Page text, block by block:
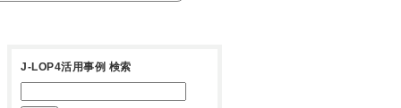
J-LOP4活用事例 検索